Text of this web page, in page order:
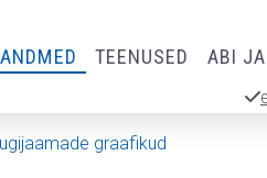
TEENUSED ABI
graafikud